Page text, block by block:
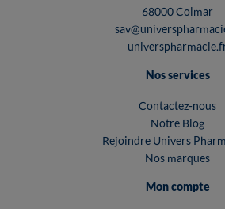
68000 Colmar
Nos services
Contactez-nous
Notre Blog
Rejoindre Univers
Nos marques
Mon compte